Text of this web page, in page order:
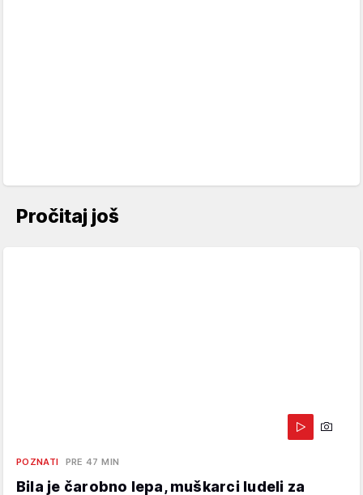
Pročitaj još
POZNATI PRE 47 MIN
Bila je čarobno lepa, muškarci ludeli za